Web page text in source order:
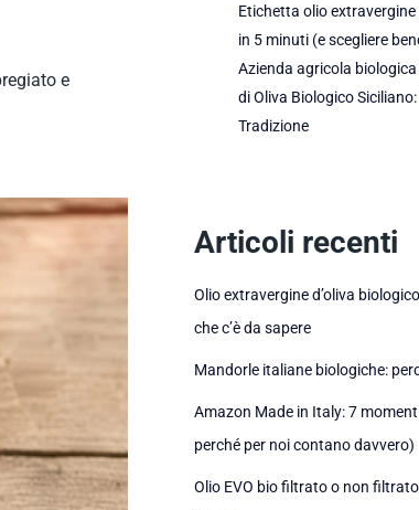
e
Etichetta olio extravergine
in 5 minuti (e scegliere
Azienda agricola biologica
di Oliva Biologico
Tradizione
Articoli recenti
Olio extravergine d’oliva
che c’è da sapere
Mandorle italiane biologiche:
Amazon Made in Italy: 7
perché per noi contano davvero)
Olio EVO bio filtrato o non